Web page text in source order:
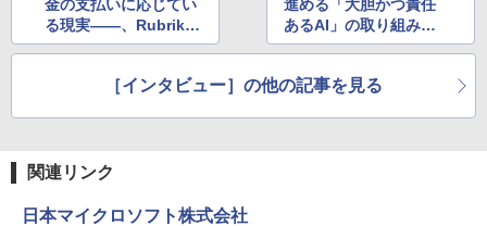
金の支払いに応じてい
る現実――、Rubrik C
EO「ランサムウェア
アップそのものだ」と
進める「大胆かつ責任
あるAI」の取り組みと
は？
［インタビュー］の他の記事を見る
関連リンク
日本マイクロソフト株式会社